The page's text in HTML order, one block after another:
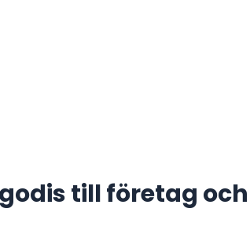
till företag